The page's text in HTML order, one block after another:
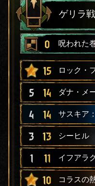
ゲリラ
0 呪われた
15 ロック・
5 14 ダナ・メ
4 14 サスキア
3 13 シーヒル
1 11 イフアラ
10 コラスの